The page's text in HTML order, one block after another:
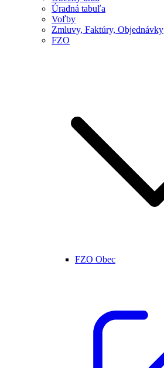
Úradná tabuľa
Voľby
Zmluvy, Faktúry, Objednávky
FZO
FZO Obec